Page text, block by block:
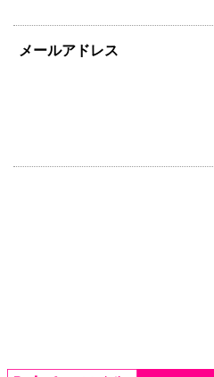
メールアドレス